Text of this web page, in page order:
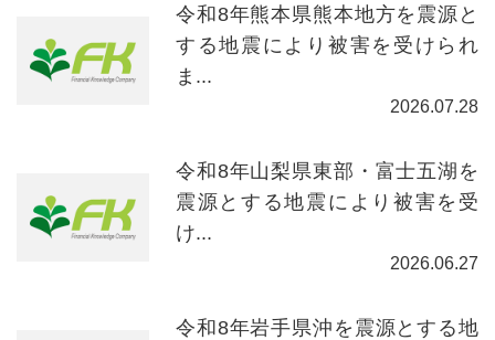
令和8年熊本県熊本地方を震源と
する地震により被害を受けられ
ま...
2026.07.28
令和8年山梨県東部・富士五湖を
震源とする地震により被害を受
け...
2026.06.27
令和8年岩手県沖を震源とする地